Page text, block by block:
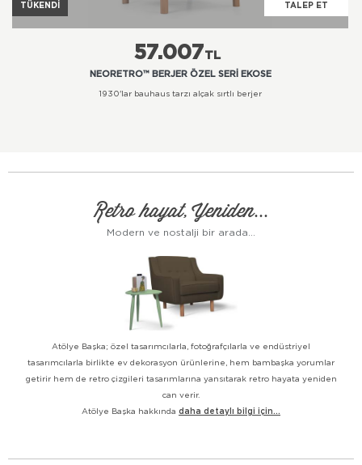
TÜKENDI TALEP ET
57.007TL
NEORETRO™ BERJER ÖZEL SERI EKOSE
1930'lar bauhaus tarzı alçak sırtlı berjer
Retro hayat, Yeniden...
Modern ve nostalji bir arada...
Atölye Başka; özel tasarımcılarla, fotoğrafçılarla ve endüstriyel
tasarımcılarla birlikte ev dekorasyon ürünlerine, hem bambaşka yorumlar
getirir hem de retro çizgileri tasarımlarına yansıtarak retro hayata yeniden
can verir.
Atölye Başka hakkında daha detaylı bilgi için...